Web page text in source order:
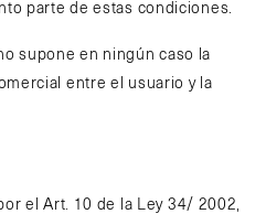
parte de estas condiciones.
supone en ningún caso la
entre el usuario y la
el Art. 10 de la Ley 34/ 2002,